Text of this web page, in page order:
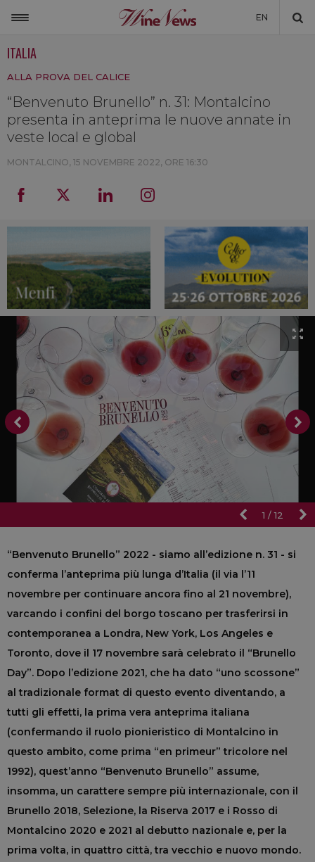
EN
NON SOLO VINO
NEWSLETTER
LA CANTINA DI WINENEWS
DICONO DI NOI
ITALIA
ALLA PROVA DEL CALICE
“Benvenuto Brunello” n. 31: Montalcino
presenta in anteprima le nuove annate in
veste local e global
MONTALCINO, 15 NOVEMBRE 2022, ORE 16:30
1 /12
“Benvenuto Brunello” 2022 - siamo all’edizione n. 31 - si
conferma l’anteprima più lunga d’Italia (il via l’11
novembre per continuare ancora fino al 21 novembre),
varcando i confini del borgo toscano per trasferirsi in
contemporanea a Londra, New York, Los Angeles e
Toronto, dove il 17 novembre sarà celebrato il “Brunello
Day”. Dopo l’edizione 2021, che ha dato “uno scossone”
al tradizionale format di questo evento diventando, a
tutti gli effetti, la prima vera anteprima italiana
(confermando il ruolo pionieristico di Montalcino in
questo ambito, come prima “en primeur” tricolore nel
1992), quest’anno “Benvenuto Brunello” assume,
insomma, un carattere sempre più internazionale, con il
Brunello 2018, Selezione, la Riserva 2017 e i Rosso di
Montalcino 2020 e 2021 al debutto nazionale e, per la
prima volta, in quattro città, tra vecchio e nuovo mondo.